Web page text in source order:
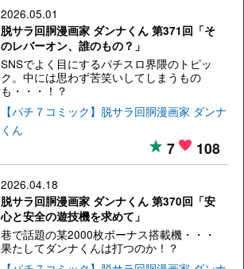
2026.05.01
脱サラ回胴漫画家 ダンナくん 第371回「そ
のレバーオン、誰のもの？」
SNSでよく目にするパチスロ界隈のトピッ
ク。中には思わず苦笑いしてしまうもの
も・・・！？
【パチ７コミック】脱サラ回胴漫画家 ダンナ
くん
7 108
2026.04.18
脱サラ回胴漫画家 ダンナくん 第370回「安
心と安全の遊技機を求めて」
巷で話題の某2000枚ボーナス搭載機・・・
果たしてダンナくんは打つのか！？